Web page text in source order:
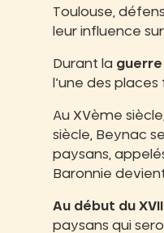
Toulouse,
leur influence
Durant la guerre
l’une des
Au XVème
siècle, Beynac
paysans,
Baronnie
Au début du
paysans qui